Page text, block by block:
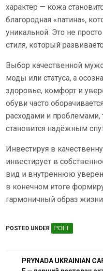
характер — кожа
благородная «патина»,
уникальной. Это не
стиля, который
Выбор качественной
моды или статуса, а
здоровье, комфорт и
обуви часто
расходами и проблемами,
становится надёжным
Инвестируя в
инвестирует в
вид и внутреннюю
в конечном итоге
гармоничный образ
POSTED UNDER РІЗНЕ
PRYNADA UKRAINIAN